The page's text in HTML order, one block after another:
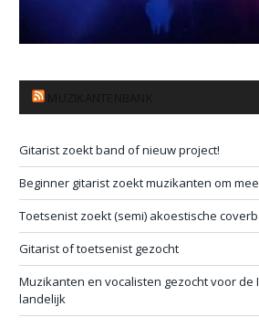
Gitarist zoekt band of nieuw project!
Beginner gitarist zoekt muzikanten om
Toetsenist zoekt (semi) akoestische
Gitarist of toetsenist gezocht
Muzikanten en vocalisten gezocht voor
landelijk